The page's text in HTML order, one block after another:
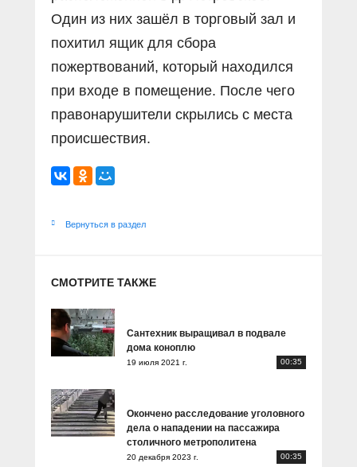
Один из них зашёл в торговый зал и
похитил ящик для сбора
пожертвований, который находился
при входе в помещение. После чего
правонарушители скрылись с места
происшествия.
Вернуться в раздел
СМОТРИТЕ ТАКЖЕ
Сантехник выращивал в подвале
дома коноплю
19 июля 2021 г. 00:35
Окончено расследование уголовного
дела о нападении на пассажира
столичного метрополитена
20 декабря 2023 г. 00:35